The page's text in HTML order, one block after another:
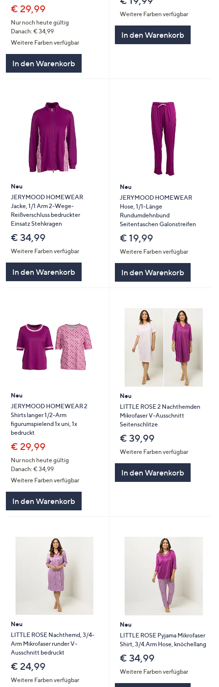
€ 29,99
Nur noch heute gültig
Danach: € 34,99
Weitere Farben verfügbar
In den Warenkorb
Weitere Farben verfügbar
In den Warenkorb
Neu
JERYMOOD HOMEWEAR
Jacke, 1/1 Arm 2-Wege-
Reißverschluss bedruckter
Einsatz Stehkragen
€ 34,99
Weitere Farben verfügbar
In den Warenkorb
Neu
JERYMOOD HOMEWEAR
Hose, 1/1-Länge
Rundumdehnbund
Seitentaschen Galonstreifen
€ 19,99
Weitere Farben verfügbar
In den Warenkorb
Neu
JERYMOOD HOMEWEAR 2
Shirts langer 1/2-Arm
figurumspielend 1x uni, 1x
bedruckt
€ 29,99
Nur noch heute gültig
Danach: € 34,99
Weitere Farben verfügbar
In den Warenkorb
Neu
LITTLE ROSE 2 Nachthemden
Mikrofaser V-Ausschnitt
Seitenschlitze
€ 39,99
Weitere Farben verfügbar
In den Warenkorb
Neu
LITTLE ROSE Nachthemd, 3/4-
Arm Mikrofaser runder V-
Ausschnitt bedruckt
€ 24,99
Weitere Farben verfügbar
Neu
LITTLE ROSE Pyjama Mikrofaser
Shirt, 3/4.Arm Hose, knöchellang
€ 34,99
Weitere Farben verfügbar